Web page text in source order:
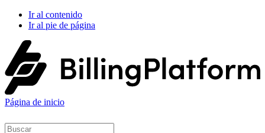
Ir al contenido
Ir al pie de página
Página de inicio